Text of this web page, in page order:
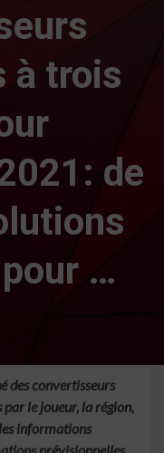
à trois
de
…
des convertisseurs
le joueur, la région,
informations